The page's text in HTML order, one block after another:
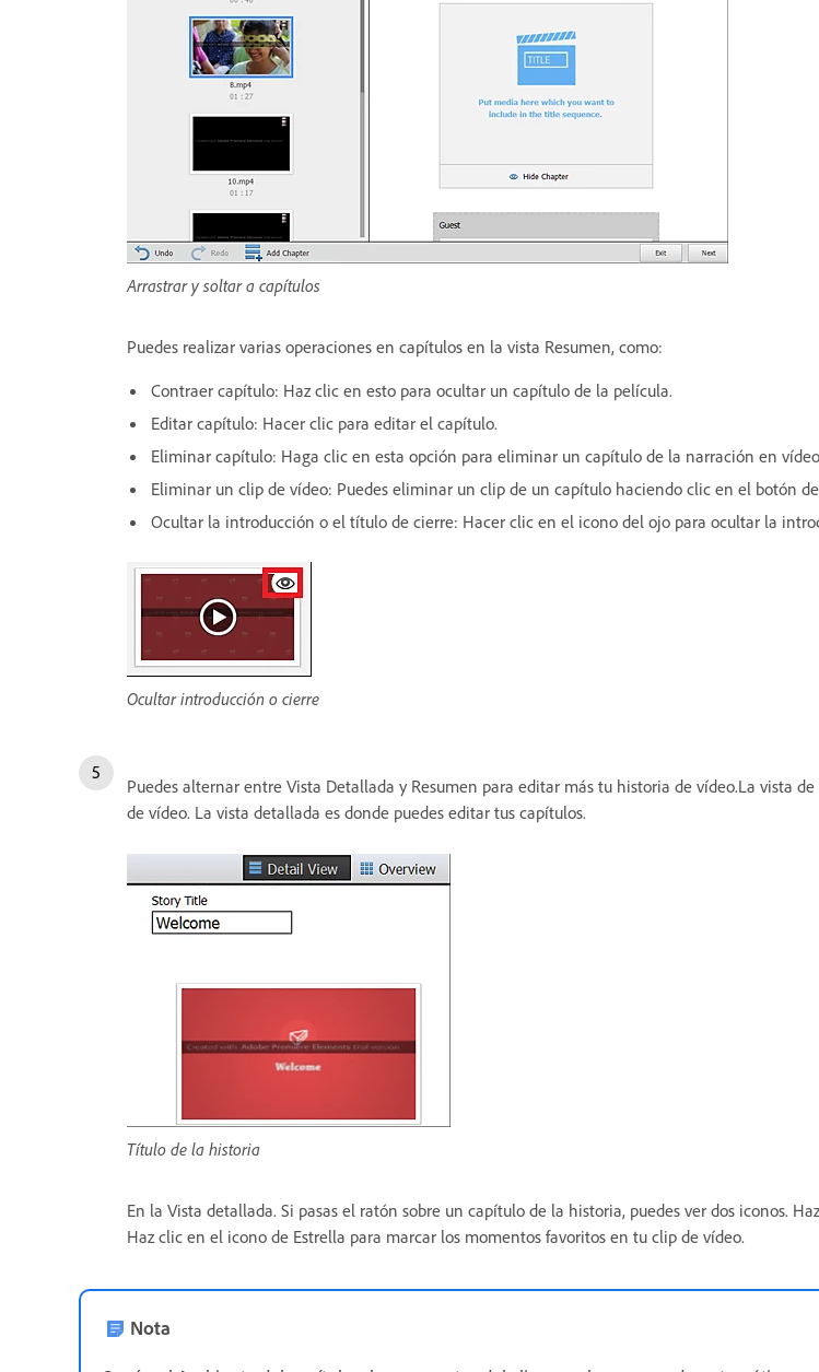
Arrastrar y soltar a capítulos
Puedes realizar varias operaciones en capítulos en la vista Resumen, como:
Contraer capítulo: Haz clic en esto para ocultar un capítulo de la película.
Editar capítulo: Hacer clic para editar el capítulo.
Eliminar capítulo: Haga clic en esta opción para eliminar un capítulo de la narración en
Eliminar un clip de vídeo: Puedes eliminar un clip de un capítulo haciendo clic en el botón
Ocultar la introducción o el título de cierre: Hacer clic en el icono del ojo para ocultar la
Ocultar introducción o cierre
Puedes alternar entre Vista Detallada y Resumen para editar más tu historia de vídeo.La vista
de vídeo. La vista detallada es donde puedes editar tus capítulos.
Título de la historia
En la Vista detallada. Si pasas el ratón sobre un capítulo de la historia, puedes ver dos iconos.
Haz clic en el icono de Estrella para marcar los momentos favoritos en tu clip de vídeo.
Nota